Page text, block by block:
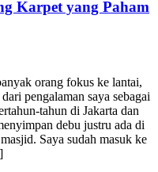
Karpet yang Paham
orang fokus ke lantai,
pengalaman saya sebagai
tahun di Jakarta dan
debu justru ada di
Saya sudah masuk ke